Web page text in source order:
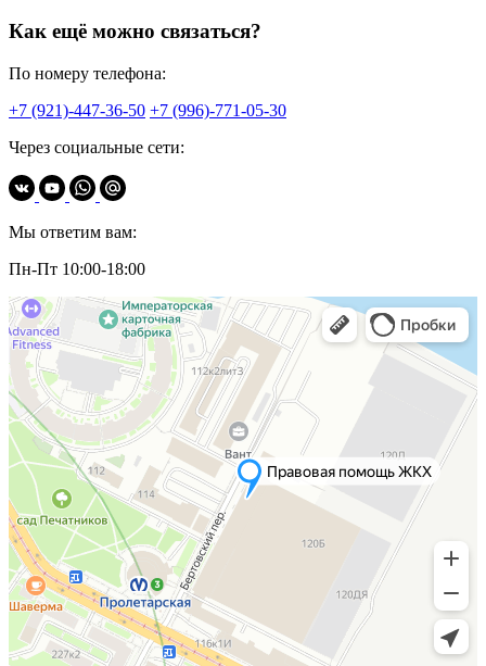
Как ещё можно связаться?
По номеру телефона:
+7 (921)-447-36-50 +7 (996)-771-05-30
Через социальные сети:
Мы ответим вам:
Пн-Пт 10:00-18:00